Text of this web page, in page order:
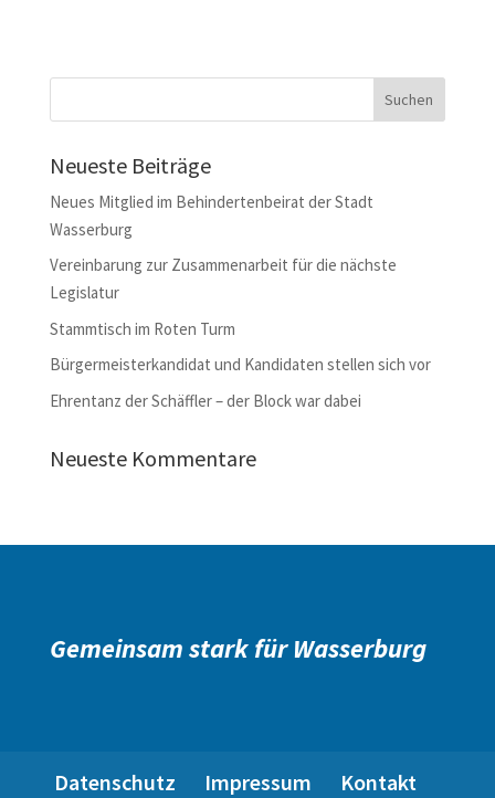
Neueste Beiträge
Neues Mitglied im Behindertenbeirat der Stadt
Wasserburg
Vereinbarung zur Zusammenarbeit für die nächste
Legislatur
Stammtisch im Roten Turm
Bürgermeisterkandidat und Kandidaten stellen sich vor
Ehrentanz der Schäffler – der Block war dabei
Neueste Kommentare
Gemeinsam stark für Wasserburg
Datenschutz Impressum Kontakt